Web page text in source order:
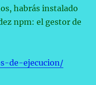
habrás instalado
npm: el gestor de
de-ejecucion/